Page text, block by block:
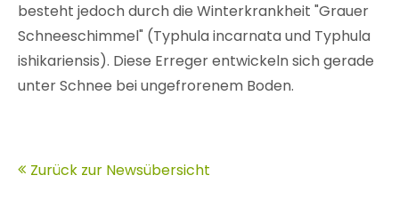
besteht jedoch durch die Winterkrankheit "Grauer
Schneeschimmel" (Typhula incarnata und Typhula
ishikariensis). Diese Erreger entwickeln sich gerade
unter Schnee bei ungefrorenem Boden.
Zurück zur Newsübersicht